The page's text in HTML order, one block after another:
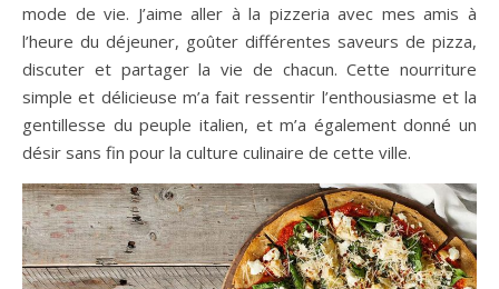
mode de vie. J’aime aller à la pizzeria avec mes amis à
l’heure du déjeuner, goûter différentes saveurs de pizza,
discuter et partager la vie de chacun. Cette nourriture
simple et délicieuse m’a fait ressentir l’enthousiasme et la
gentillesse du peuple italien, et m’a également donné un
désir sans fin pour la culture culinaire de cette ville.